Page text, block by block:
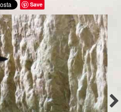
Save